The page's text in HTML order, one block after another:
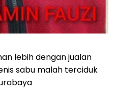
lebih dengan jualan
sabu malah terciduk